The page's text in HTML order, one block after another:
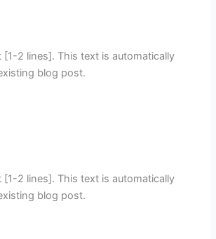
[1-2 lines]. This text is automatically
blog post.
[1-2 lines]. This text is automatically
blog post.